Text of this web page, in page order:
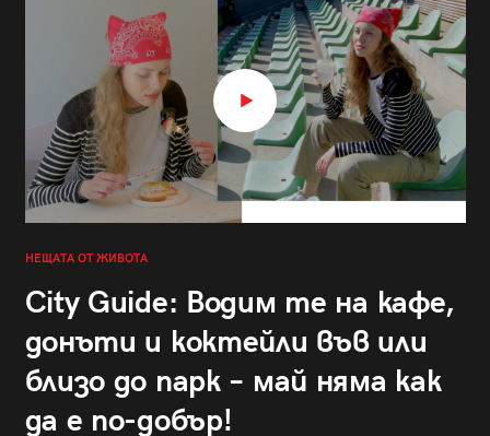
НЕЩАТА ОТ ЖИВОТА
City Guide: Водим те на кафе,
донъти и коктейли във или
близо до парк – май няма как
да е по-добър!